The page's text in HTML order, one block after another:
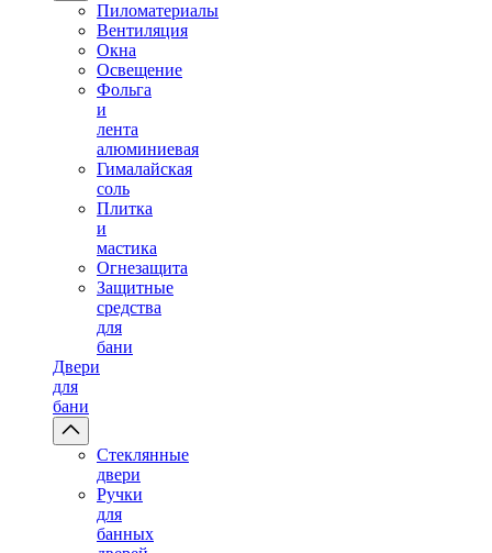
Пиломатериалы
Вентиляция
Окна
Освещение
Фольга
и
лента
алюминиевая
Гималайская
соль
Плитка
и
мастика
Огнезащита
Защитные
средства
для
бани
Двери
для
бани
Стеклянные
двери
Ручки
для
банных